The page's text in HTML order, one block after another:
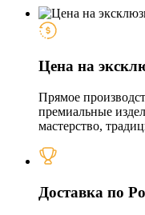
Цена на
Прямое
премиальные
мастерство,
Доставка по